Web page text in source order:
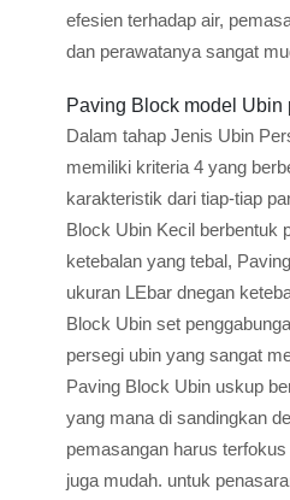
efesien terhadap air,
dan perawatanya sangat
Paving Block model Ubin
Dalam tahap Jenis Ubin
memiliki kriteria 4 yang
karakteristik dari tiap-tiap
Block Ubin Kecil berbentuk
ketebalan yang tebal,
ukuran LEbar dnegan
Block Ubin set
persegi ubin yang sangat
Paving Block Ubin uskup
yang mana di sandingkan
pemasangan harus
juga mudah. untuk